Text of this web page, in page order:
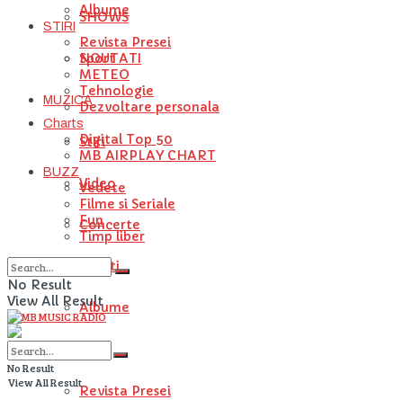
SHOWS
NOUTATI
MUZICA
Stiri
Video
Concerte
Artisti
Albume
STIRI
Revista Presei
Albume
STIRI
Revista Presei
Sport
METEO
Tehnologie
Dezvoltare personala
Charts
Digital Top 50
MB AIRPLAY CHART
BUZZ
Vedete
Filme si Seriale
Fun
Timp liber
No Result
View All Result
No Result
View All Result